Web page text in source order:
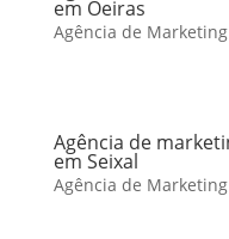
em Oeiras
Agência de
Agência de
em Seixal
Agência de